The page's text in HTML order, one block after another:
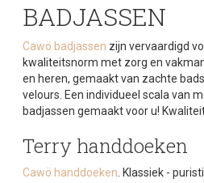
BADJASSEN
Cawö badjassen zijn vervaardigd
kwaliteitsnorm met zorg en
en heren, gemaakt van zachte
velours. Een individueel scala van
badjassen gemaakt voor u!
Terry handdoeken
Cawö handdoeken. Klassiek -